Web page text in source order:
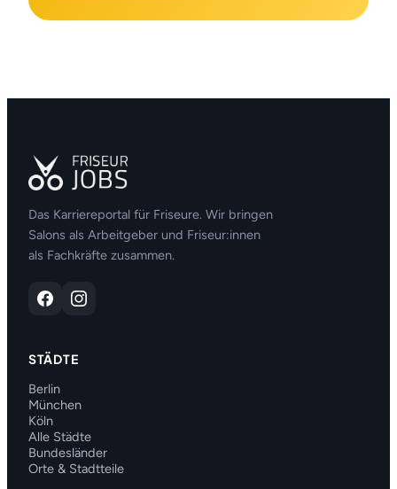
Das Karriereportal für Friseure. Wir bringen
Salons als Arbeitgeber und Friseur:innen
als Fachkräfte zusammen.
STÄDTE
Berlin
München
Köln
Alle Städte
Bundesländer
Orte & Stadtteile